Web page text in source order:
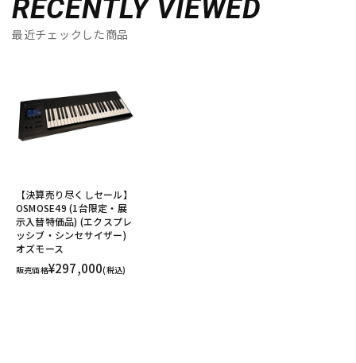
RECENTLY VIEWED
最近チェックした商品
【決算売り尽くしセール】
OSMOSE49 (1台限定・展
示入替特価品) (エクスプレ
ッシブ・シンセサイザー)
オズモース
販売価格¥297,000(税込)